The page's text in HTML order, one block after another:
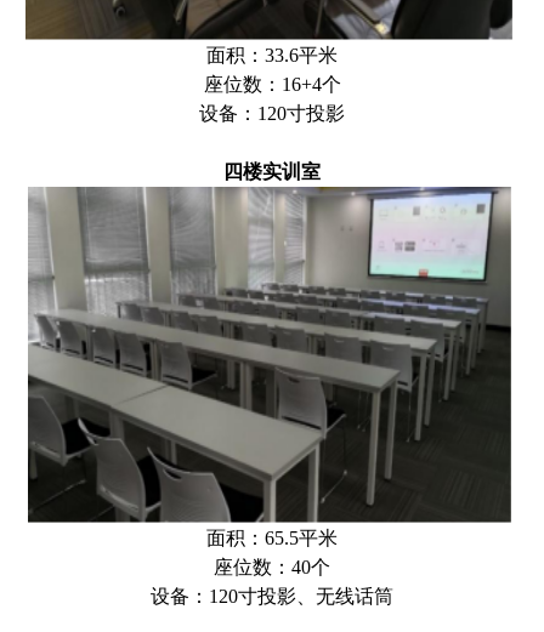
面积：33.6平米
座位数：16+4个
设备：120寸投影
四楼实训室
面积：65.5平米
座位数：40个
设备：120寸投影、无线话筒